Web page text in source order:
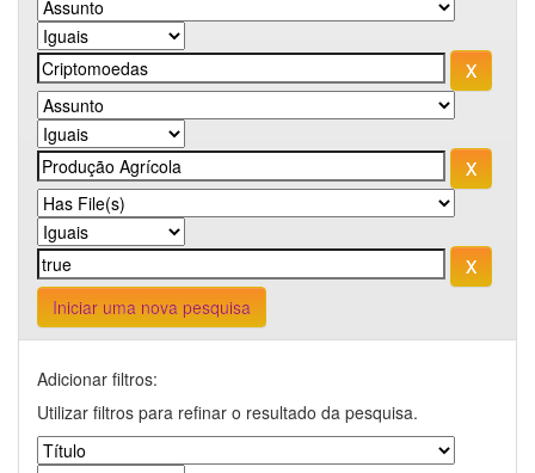
Iniciar uma nova pesquisa
Adicionar filtros:
Utilizar filtros para refinar o resultado da pesquisa.